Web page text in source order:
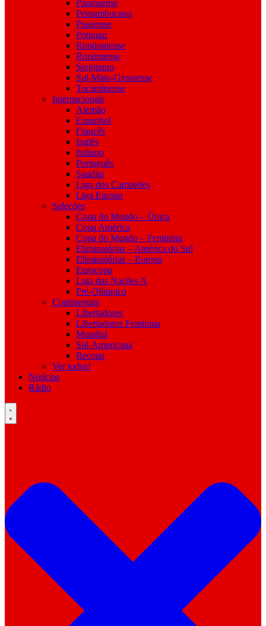
Paranaense
Pernambucano
Piauiense
Potiguar
Rondoniense
Roraimense
Sergipano
Sul-Mato-Grossense
Tocantinense
Internacionais
Alemão
Espanhol
Francês
Inglês
Italiano
Português
Saudita
Liga dos Campeões
Liga Europa
Seleções
Copa do Mundo – Única
Copa América
Copa do Mundo – Feminina
Eliminatórias – América do Sul
Eliminatórias – Europa
Eurocopa
Liga das Nações A
Pré-Olímpico
Continentais
Libertadores
Libertadores Feminina
Mundial
Sul-Americana
Recopa
Ver todos!
Notícias
Rádio